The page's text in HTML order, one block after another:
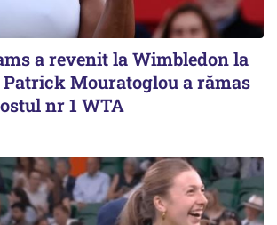
a revenit la Wimbledon la
Patrick Mouratoglou a rămas
nr 1 WTA